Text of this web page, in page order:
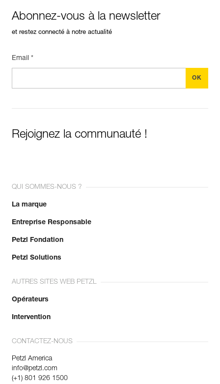
Abonnez-vous à la newsletter
et restez connecté à notre actualité
Email *
Rejoignez la communauté !
QUI SOMMES-NOUS ?
La marque
Entreprise Responsable
Petzl Fondation
Petzl Solutions
AUTRES SITES WEB PETZL
Opérateurs
Intervention
CONTACTEZ-NOUS
Petzl America
info@petzl.com
(+1) 801 926 1500